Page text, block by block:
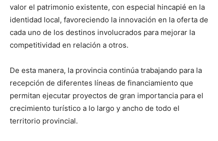
valor el patrimonio existente, con especial hincapié en la
identidad local, favoreciendo la innovación en la oferta de
cada uno de los destinos involucrados para mejorar la
competitividad en relación a otros.
De esta manera, la provincia continúa trabajando para la
recepción de diferentes líneas de financiamiento que
permitan ejecutar proyectos de gran importancia para el
crecimiento turístico a lo largo y ancho de todo el
territorio provincial.